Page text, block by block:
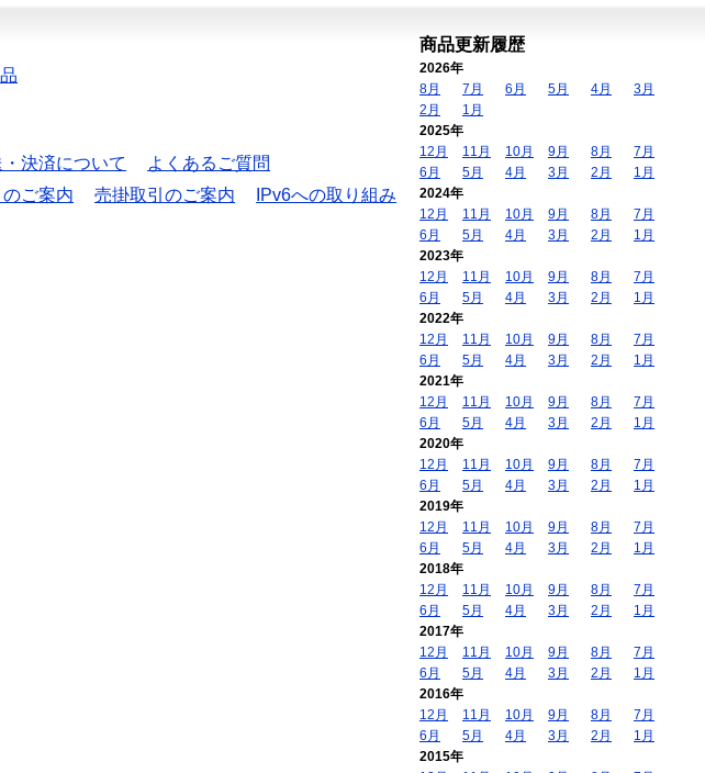
決済について
よくあるご質問
ご案内 売掛取引のご案内
IPv6への取り組み
商品更新履歴
2026年
8月
7月 6月 5月 4月
3月
2月
1月
2025年
12月
11月 10月 9月 8月
7月
6月
5月 4月 3月 2月
1月
2024年
12月
11月 10月 9月 8月
7月
6月
5月 4月 3月 2月
1月
2023年
12月
11月 10月 9月 8月
7月
6月
5月 4月 3月 2月
1月
2022年
12月
11月 10月 9月 8月
7月
6月
5月 4月 3月 2月
1月
2021年
12月
11月 10月 9月 8月
7月
6月
5月 4月 3月 2月
1月
2020年
12月
11月 10月 9月 8月
7月
6月
5月 4月 3月 2月
1月
2019年
12月
11月 10月 9月 8月
7月
6月
5月 4月 3月 2月
1月
2018年
12月
11月 10月 9月 8月
7月
6月
5月 4月 3月 2月
1月
2017年
12月
11月 10月 9月 8月
7月
6月
5月 4月 3月 2月
1月
2016年
12月
11月 10月 9月 8月
7月
6月
5月 4月 3月 2月
1月
2015年